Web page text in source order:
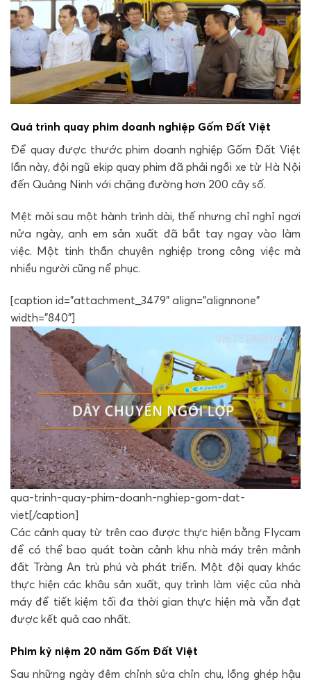
Quá trình quay phim doanh nghiệp Gốm Đất Việt
Để quay được thước phim doanh nghiệp Gốm Đất Việt
lần này, đội ngũ ekip quay phim đã phải ngồi xe từ Hà Nội
đến Quảng Ninh với chặng đường hơn 200 cây số.
Mệt mỏi sau một hành trình dài, thế nhưng chỉ nghỉ ngơi
nửa ngày, anh em sản xuất đã bắt tay ngay vào làm
việc. Một tinh thần chuyên nghiệp trong công việc mà
nhiều người cũng nể phục.
[caption id="attachment_3479" align="alignnone"
width="840"]
qua-trinh-quay-phim-doanh-nghiep-gom-dat-
viet[/caption]
Các cảnh quay từ trên cao được thực hiện bằng Flycam
để có thể bao quát toàn cảnh khu nhà máy trên mảnh
đất Tràng An trù phú và phát triển. Một đội quay khác
thực hiện các khâu sản xuất, quy trình làm việc của nhà
máy để tiết kiệm tối đa thời gian thực hiện mà vẫn đạt
được kết quả cao nhất.
Phim kỷ niệm 20 năm Gốm Đất Việt
Sau những ngày đêm chỉnh sửa chỉn chu, lồng ghép hậu